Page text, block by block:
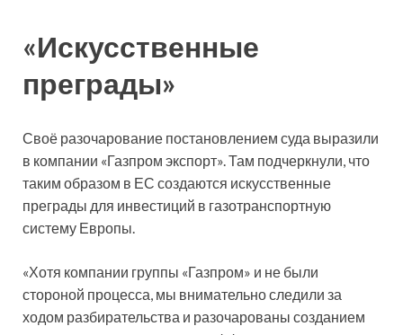
«Искусственные
преграды»
Своё разочарование постановлением суда выразили
в компании «Газпром экспорт». Там подчеркнули, что
таким образом в ЕС создаются искусственные
преграды для инвестиций в газотранспортную
систему Европы.
«Хотя компании группы «Газпром» и не были
стороной процесса, мы внимательно следили за
ходом разбирательства и разочарованы созданием